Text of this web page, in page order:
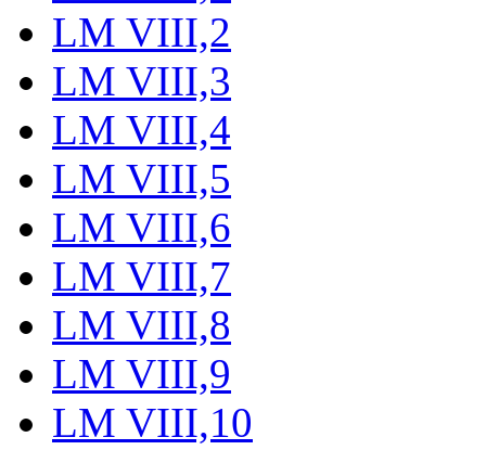
LM VIII,2
LM VIII,3
LM VIII,4
LM VIII,5
LM VIII,6
LM VIII,7
LM VIII,8
LM VIII,9
LM VIII,10